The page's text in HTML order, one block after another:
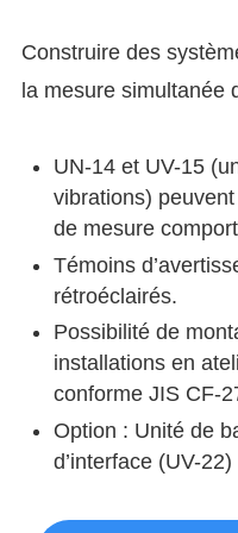
Construire des
la mesure simultanée
UN-14 et UV-15
vibrations)
de mesure
Témoins
rétroéclairés.
Possibilité de
installations en
conforme JIS CF-
Option : Unité de
d’interface (UV-22)